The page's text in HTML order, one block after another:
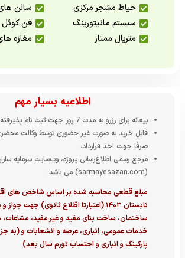
حیاط مشجر مرکزی
سیستم مانیتورینگ
متریال ممتاز
سالن
فن کوئل
مغازه
اطلاعیه بسیار مهم
بیعانه برای رزرو به مدت 7 روز جهت ثبت نام پذیرفته می‌شود.
قابل خرید به صورت غیر حضوری توسط وکالت
صرفا جهت اخذ قرارداد.
مرجع رسمی اطلاع‌رسانی پروژه، وب‌سایت سرمایه
(sarmayesazan.com) می باشد.
مبلغ قطعی محاسبه شده بر اساس شاخص های
تابستان ۱۴۰۳ (اعتبارتا اطّلاع ثانوی) جهت جواز
ساختمان، ساخت بنای مفید و غیر مفید،
خدمات عمومی، انباری، عرصه و انشعابات و (به جز
پارکینگ و انباری و احتساب تورم سال بعد)